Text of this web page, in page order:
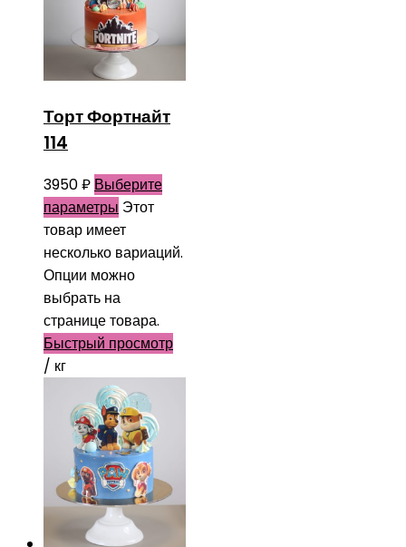
Торт Фортнайт
114
3950₽ Выберите
параметры Этот
товар имеет
несколько вариаций.
Опции можно
выбрать на
странице товара.
Быстрый просмотр
/ кг